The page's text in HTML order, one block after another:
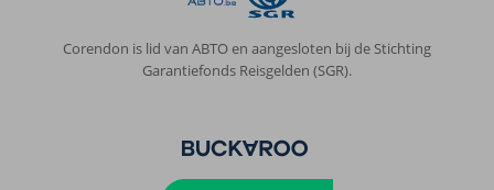
Corendon is lid van ABTO en aangesloten bij de Stichting
Garantiefonds Reisgelden (SGR).